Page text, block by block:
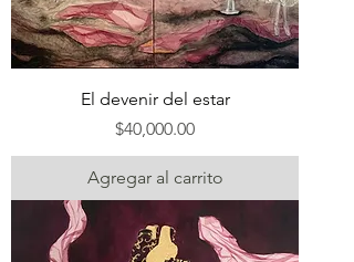
El devenir del estar
Precio
$40,000.00
Agregar al carrito